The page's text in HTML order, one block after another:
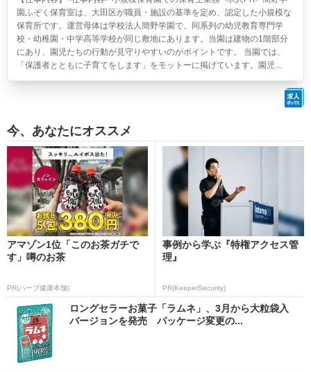
園ふぞく保育室は、大田区が職員・施設の基準を定め、認定した小規模な
保育所です。運営母体は学校法人簡野学園で、同系列の幼児教育専門学
校・幼稚園・中学高等学校が同じ敷地にあります。当園は建物の1階部分
にあり、園児たちの行動が見守りやすいのがポイントです。 当園では、
「保護者とともに子育てをします」をモットーに掲げています。園児...
今、あなたにオススメ
アマゾン1位「このお茶ガチで
す」噂のお茶
PR(ハーブ健康本舗)
事例から学ぶ『特権アクセス管
理』
PR(KeeperSecurity)
ロングセラーお菓子「ラムネ」、3月から大粒袋入
バージョンを発売 パッケージ変更の...